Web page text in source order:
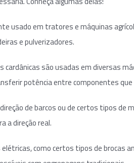
usado em tratores e máquinas
e pulverizadores.
são usadas em diversas
potência entre componentes
de barcos ou de certos tipos de
a direção real.
como certos tipos de brocas